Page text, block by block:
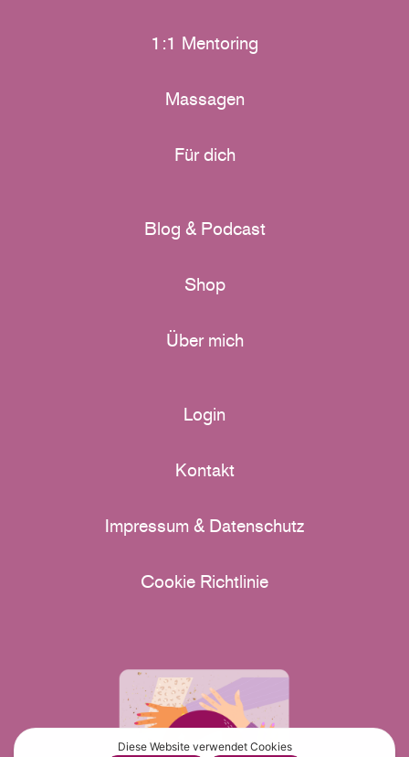
1:1 Mentoring
Massagen
Für dich
Blog & Podcast
Shop
Über mich
Login
Kontakt
Impressum & Datenschutz
Cookie Richtlinie